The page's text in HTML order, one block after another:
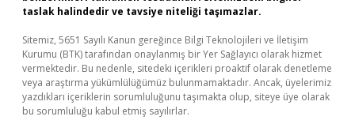
taslak halindedir ve tavsiye niteliği taşımazlar.
Sitemiz, 5651 Sayılı Kanun gereğince Bilgi Teknolojileri ve İletişim
Kurumu (BTK) tarafından onaylanmış bir Yer Sağlayıcı olarak hizmet
vermektedir. Bu nedenle, sitedeki içerikleri proaktif olarak denetleme
veya araştırma yükümlülüğümüz bulunmamaktadır. Ancak, üyelerimiz
yazdıkları içeriklerin sorumluluğunu taşımakta olup, siteye üye olarak
bu sorumluluğu kabul etmiş sayılırlar.